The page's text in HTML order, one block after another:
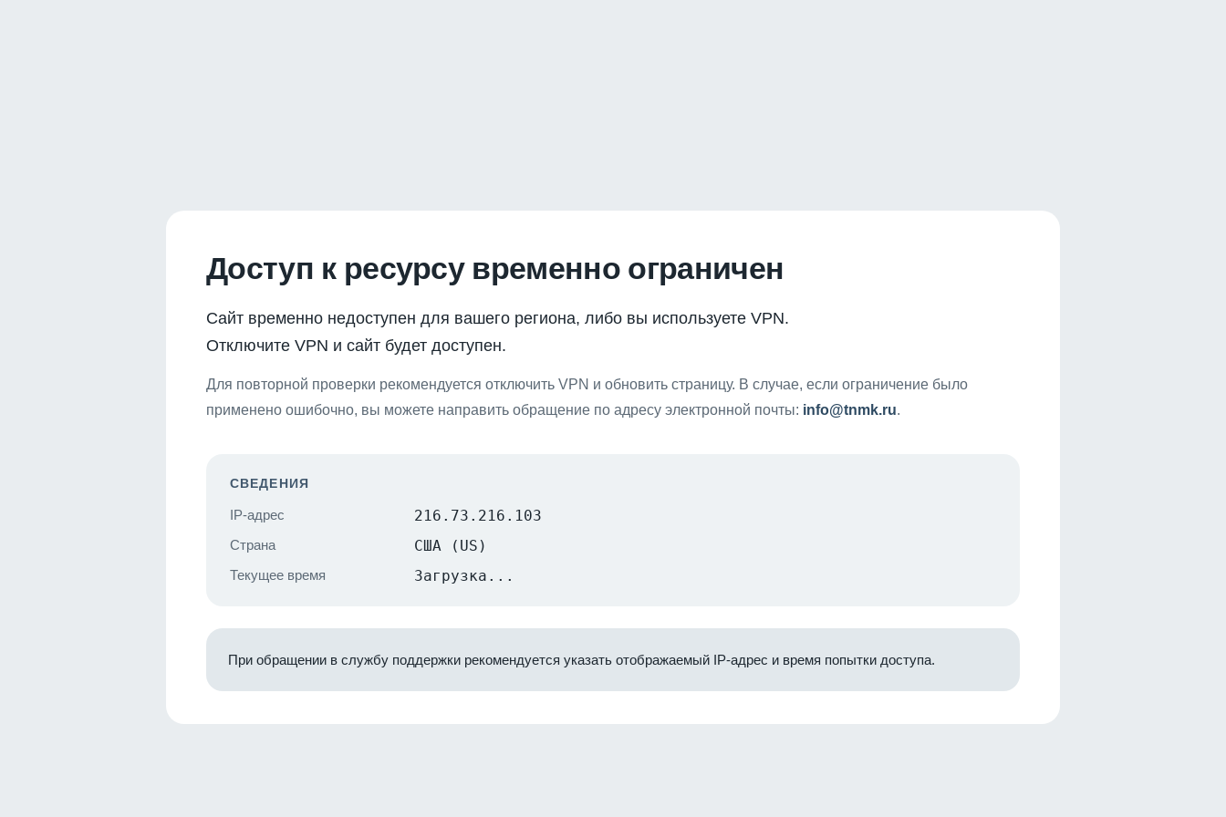
Доступ к ресурсу временно ограничен
Сайт временно недоступен для вашего региона, либо вы используете VPN.
Отключите VPN и сайт будет доступен.
Для повторной проверки рекомендуется отключить VPN и обновить страницу. В случае, если ограничение было
применено ошибочно, вы можете направить обращение по адресу электронной почты: info@tnmk.ru.
СВЕДЕНИЯ
IP-адрес 216.73.216.103
Страна США (US)
Текущее время Загрузка...
При обращении в службу поддержки рекомендуется указать отображаемый IP-адрес и время попытки доступа.